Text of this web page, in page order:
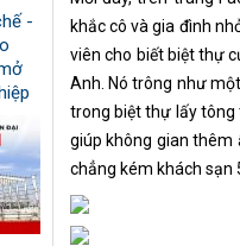
khắc cô và gia đình
viên cho biết biệt thự
Anh. Nó trông như
trong biệt thự lấy tông
giúp không gian thêm
chẳng kém khách sạn
-